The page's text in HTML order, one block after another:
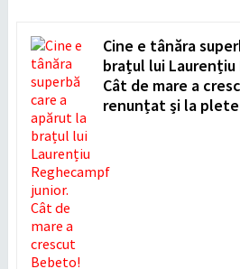
Cine e tânăra
brațul lui Laurențiu
Cât de mare a
renunțat și la plete